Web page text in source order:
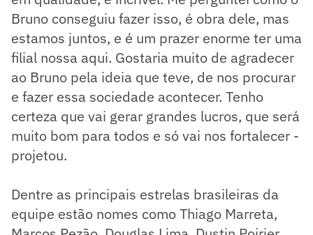
Bruno conseguiu fazer isso, é obra dele, mas
estamos juntos, e é um prazer enorme ter uma
filial nossa aqui. Gostaria muito de agradecer
ao Bruno pela ideia que teve, de nos procurar
e fazer essa sociedade acontecer. Tenho
certeza que vai gerar grandes lucros, que será
muito bom para todos e só vai nos fortalecer -
projetou.
Dentre as principais estrelas brasileiras da
equipe estão nomes como Thiago Marreta,